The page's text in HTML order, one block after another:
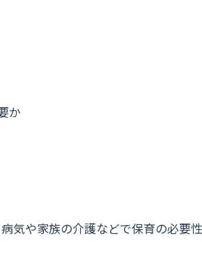
か
気や家族の介護などで保育の必要